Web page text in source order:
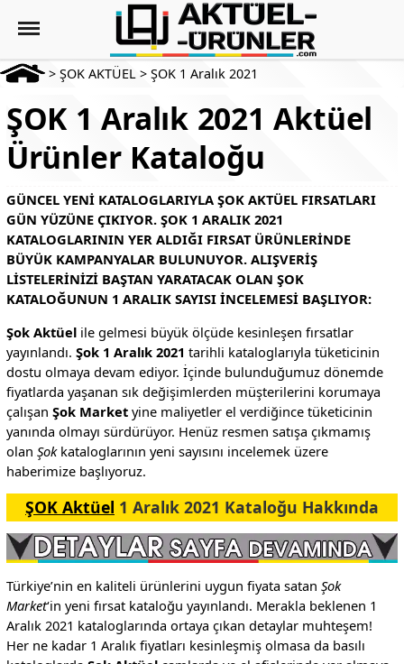
> ŞOK AKTÜEL > ŞOK 1 Aralık 2021
ŞOK 1 Aralık 2021 Aktüel
Ürünler Kataloğu
GÜNCEL YENI KATALOGLARIYLA ŞOK AKTÜEL FIRSATLARI
GÜN YÜZÜNE ÇIKIYOR. ŞOK 1 ARALIK 2021
KATALOGLARININ YER ALDIĞI FIRSAT ÜRÜNLERINDE
BÜYÜK KAMPANYALAR BULUNUYOR. ALIŞVERIŞ
LISTELERINIZI BAŞTAN YARATACAK OLAN ŞOK
KATALOĞUNUN 1 ARALIK SAYISI INCELEMESI BAŞLIYOR:
Şok Aktüelile gelmesi büyük ölçüde kesinleşen fırsatlar
yayınlandı. Şok 1 Aralık 2021 tarihli kataloglarıyla tüketicinin
dostu olmaya devam ediyor. İçinde bulunduğumuz dönemde
fiyatlarda yaşanan sık değişimlerden müşterilerini korumaya
çalışan Şok Marketyine maliyetler el verdiğince tüketicinin
yanında olmayı sürdürüyor. Henüz resmen satışa çıkmamış
olan Şokkataloglarının yeni sayısını incelemek üzere
haberimize başlıyoruz.
ŞOK Aktüel 1 Aralık 2021 Kataloğu Hakkında
Türkiye’nin en kaliteli ürünlerini uygun fiyata satan Şok
Market‘in yeni fırsat kataloğu yayınlandı. Merakla beklenen 1
Aralık 2021 kataloglarında ortaya çıkan detaylar muhteşem!
Her ne kadar 1 Aralık fiyatları kesinleşmiş olmasa da basılı